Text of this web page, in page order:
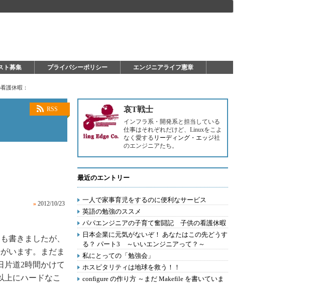
ト募集 プライバシーポリシー エンジニアライフ憲章
護休暇：
RSS
» 2012/10/23
書きましたが、
います。まだま
片道2時間かけて
上にハードなこ
哀T戦士
インフラ系・開発系と担当している
仕事はそれぞれだけど、Linuxをこよ
なく愛する リーディング・エッジ社
のエンジニアたち。
最近のエントリー
一人で家事育児をするのに便利なサービス
英語の勉強のススメ
パパエンジニアの子育て奮闘記 子供の看護休暇
日本企業に元気がないぞ！ あなたはこの先どうす
る？ パート3 ～いいエンジニアって？～
私にとっての「勉強会」
ホスピタリティは地球を救う！！
configure の作り方 ～まだ Makefile を書いていま